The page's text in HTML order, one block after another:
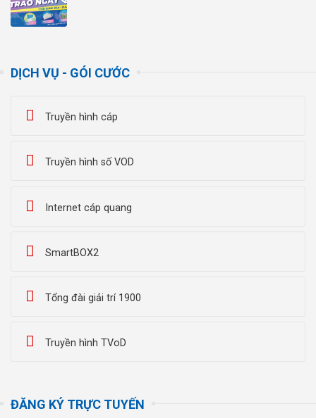
DỊCH VỤ - GÓI CƯỚC
Truyền hình cáp
Truyền hình số VOD
Internet cáp quang
SmartBOX2
Tổng đài giải trí 1900
Truyền hình TVoD
ĐĂNG KÝ TRỰC TUYẾN